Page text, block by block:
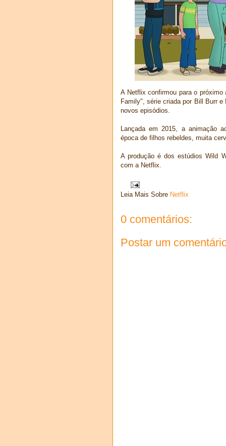
A Netflix confirmou para o
Family", série criada por Bill Burr
novos episódios.
Lançada em 2015, a animação
época de filhos rebeldes, muita
A produção é dos estúdios Wild
com a Netflix.
Leia Mais Sobre Netflix
0 comentários:
Postar um